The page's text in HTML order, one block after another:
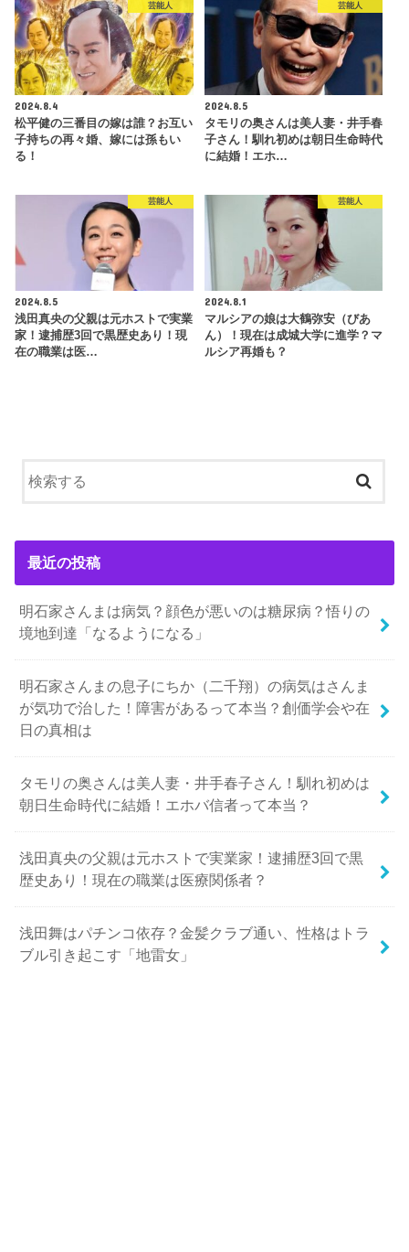
芸能人
2024.8.4
松平健の三番目の嫁は誰？お互い
子持ちの再々婚、嫁には孫もい
る！
芸能人
2024.8.5
タモリの奥さんは美人妻・井手春
子さん！馴れ初めは朝日生命時代
に結婚！エホ…
芸能人
2024.8.5
浅田真央の父親は元ホストで実業
家！逮捕歴3回で黒歴史あり！現
在の職業は医…
芸能人
2024.8.1
マルシアの娘は大鶴弥安（びあ
ん）！現在は成城大学に進学？マ
ルシア再婚も？
最近の投稿
明石家さんまは病気？顔色が悪いのは糖尿病？悟りの
境地到達「なるようになる」
明石家さんまの息子にちか（二千翔）の病気はさんま
が気功で治した！障害があるって本当？創価学会や在
日の真相は
タモリの奥さんは美人妻・井手春子さん！馴れ初めは
朝日生命時代に結婚！エホバ信者って本当？
浅田真央の父親は元ホストで実業家！逮捕歴3回で黒
歴史あり！現在の職業は医療関係者？
浅田舞はパチンコ依存？金髪クラブ通い、性格はトラ
ブル引き起こす「地雷女」